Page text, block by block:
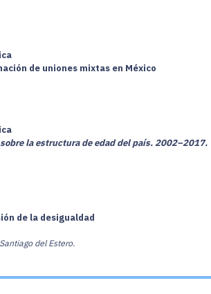
de uniones mixtas en México
la estructura de edad del país. 2002–2017.
de la desigualdad
del Estero.